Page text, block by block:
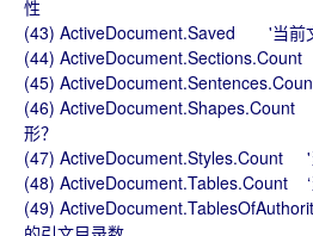
性
(43) ActiveDocument.Saved '当前
(44)
(45)
(46)
形？
(47) ActiveDocument.Styles.Count '
(48) ActiveDocument.Tables.Count
(49)